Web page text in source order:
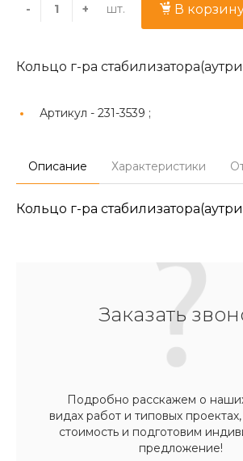
- + шт. В
Кольцо г-ра
Артикул - 231-3539 ;
Описание Характеристики
Кольцо г-ра
Заказать
Подробно расскажем о наших
видах работ и типовых
стоимость и подготовим
предложение!